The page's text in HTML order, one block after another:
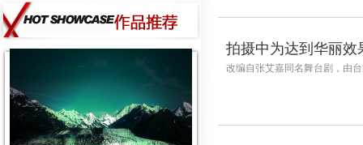
拍摄中为达到华丽效
改编自张艾嘉同名舞台剧，由